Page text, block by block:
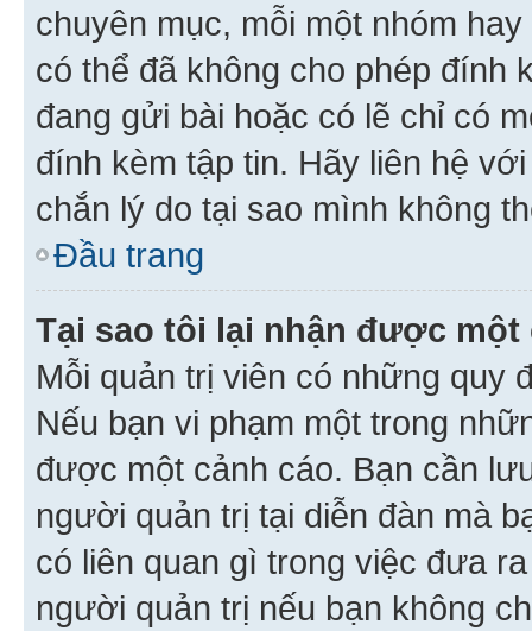
chuyên mục, mỗi một nhóm
có thể đã không cho phép đính
đang gửi bài hoặc có lẽ chỉ có
đính kèm tập tin. Hãy liên hệ
chắn lý do tại sao mình không
Đầu trang
Tại sao tôi lại nhận được một
Mỗi quản trị viên có những quy
Nếu bạn vi phạm một trong
được một cảnh cáo. Bạn cần
người quản trị tại diễn đàn mà
có liên quan gì trong việc đưa
người quản trị nếu bạn không